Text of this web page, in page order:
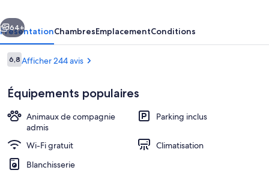
Suivant
64+
PrésentationChambresEmplacementConditions
Avis
voyageurs
6,86,8 sur 10
Afficher 244 avis
Équipements populaires
Animaux de compagnie
admis
Parking inclus
Wi-Fi gratuit
Climatisation
Blanchisserie